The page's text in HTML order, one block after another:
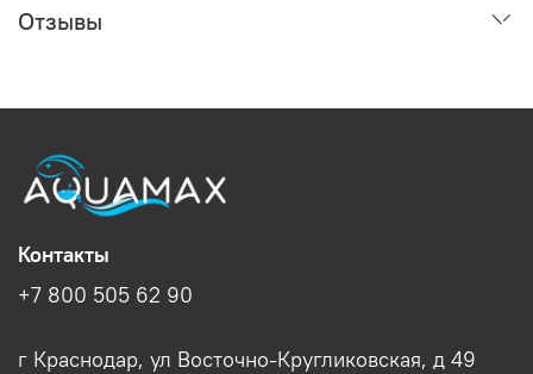
Отзывы
Контакты
+7 800 505 62 90
г Краснодар, ул Восточно-Кругликовская, д 49